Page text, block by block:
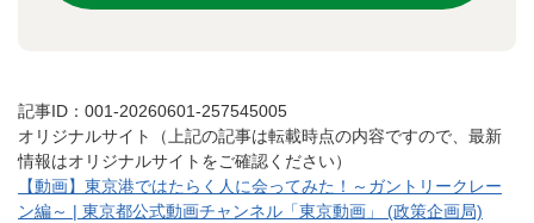
記事ID：001-20260601-257545005
オリジナルサイト（上記の記事は転載時点の内容ですので、最新
情報はオリジナルサイトをご確認ください）
【動画】東京港ではたらく人に会ってみた！～ガントリークレー
ン編～ | 東京都公式動画チャンネル「東京動画」 (政策企画局)